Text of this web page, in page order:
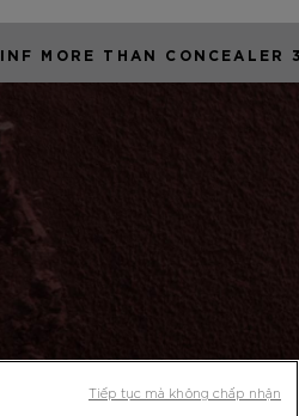
INF MORE THAN CONCEALER
Tiếp tục mà không chấp nhận